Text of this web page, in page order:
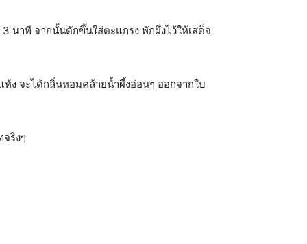
นาที จากนั้นตักขึ้นใส่ตะแกรง พักผึ่งไว้ให้เสด็จ
ง จะได้กลิ่นหอมคล้ายน้ำผึ้งอ่อนๆ ออกจากใบ
ริงๆ